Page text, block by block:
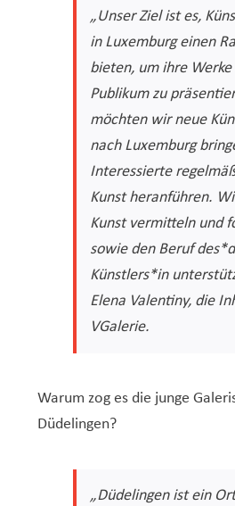
„Unser Ziel ist es,
in Luxemburg einen
bieten, um ihre
Publikum zu
möchten wir neue
nach Luxemburg
Interessierte
Kunst heranführen.
Kunst vermitteln und
sowie den Beruf
Künstlers*in
Elena Valentiny, die
VGalerie.
Warum zog es die junge
Düdelingen?
„Düdelingen ist ein